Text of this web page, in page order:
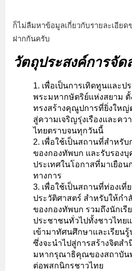
ก็ไม่ลืมหาข้อมูลเกี่ยวกับรายละเอีย
ฝากกันครับ
วัตถุประสงค์การจัด
เพื่อเป็นการเทิดทูนและป
พระมหากษัตริย์แห่งสยาม
ทรงสร้างคุณูปการที่ยิ่งใหญ่
สู่ความเจริญรุ่งเรืองและค
ไทยตราบจนทุกวันนี้
เพื่อใช้เป็นสถานที่สำหรั
ของกองทัพบก และรับรอง
ประเทศในโอกาสที่มาเยือน
ทางการ
เพื่อใช้เป็นสถานที่ท่องเที่
ประวัติศาสตร์ สำหรับให้กำ
ของกองทัพบก รวมถึงนักเรี
ประชาชนทั่วไปทั้งชาวไทย
เข้ามาทัศนศึกษาและเรียน
ซึ่งจะนำไปสู่การสร้างจิตสำ
มหากรุณาธิคุณของสถาบัน
ต่อพสกนิกรชาวไทย